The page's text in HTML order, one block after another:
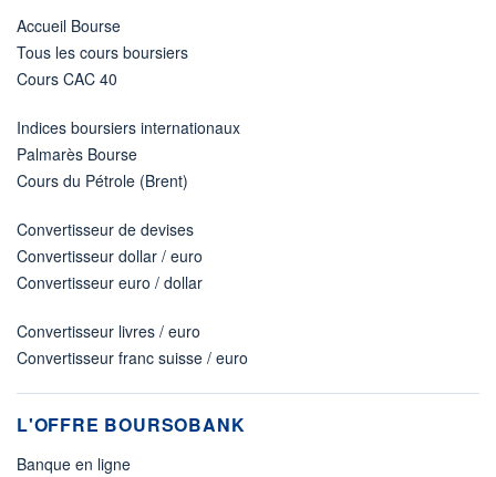
Accueil Bourse
Tous les cours boursiers
Cours CAC 40
Indices boursiers internationaux
Palmarès Bourse
Cours du Pétrole (Brent)
Convertisseur de devises
Convertisseur dollar / euro
Convertisseur euro / dollar
Convertisseur livres / euro
Convertisseur franc suisse / euro
L'OFFRE BOURSOBANK
Banque en ligne